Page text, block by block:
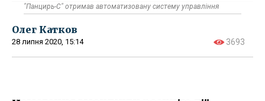
​"Панцирь-С" отримав автоматизовану систему управління
Олег Катков
28 липня 2020, 15:14 3693